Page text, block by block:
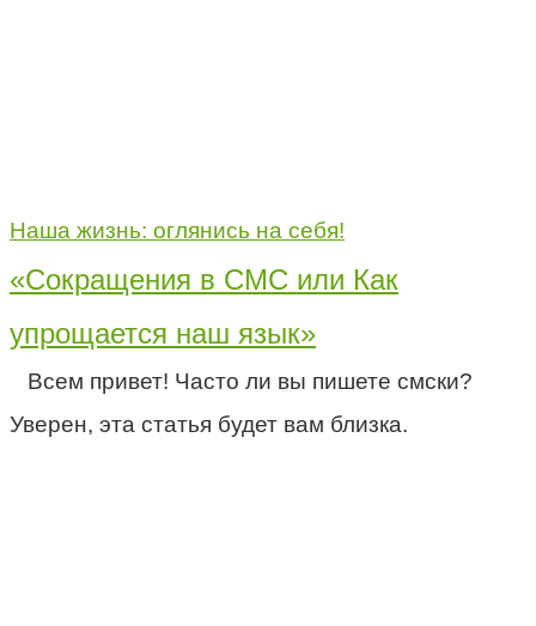
Наша жизнь: оглянись на себя!
«Сокращения в СМС или Как
упрощается наш язык»
Всем привет! Часто ли вы пишете смски?
Уверен, эта статья будет вам близка.